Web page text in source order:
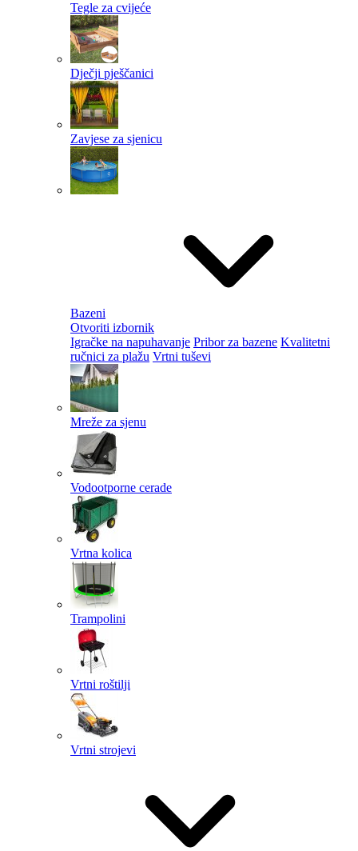
Tegle za cvijeće
Dječji pješčanici
Zavjese za sjenicu
Bazeni
Otvoriti izbornik
Igračke na napuhavanje Pribor za bazene Kvalitetni
ručnici za plažu Vrtni tuševi
Mreže za sjenu
Vodootporne cerade
Vrtna kolica
Trampolini
Vrtni roštilji
Vrtni strojevi